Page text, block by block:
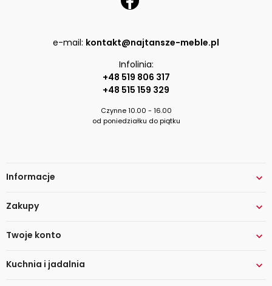
e-mail: kontakt@najtansze-meble.pl
Infolinia:
+48 519 806 317
+48 515 159 329
Czynne 10.00 - 16.00
od poniedziałku do piątku
Informacje 
Zakupy 
Twoje konto 
Kuchnia i jadalnia 